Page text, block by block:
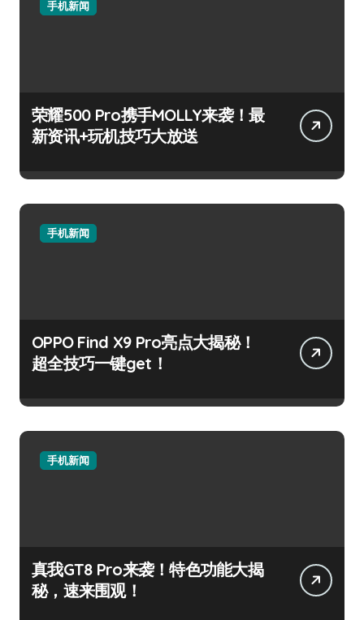
手机新闻
荣耀500 Pro携手MOLLY来袭！最
新资讯+玩机技巧大放送
手机新闻
OPPO Find X9 Pro亮点大揭秘！
超全技巧一键get！
手机新闻
真我GT8 Pro来袭！特色功能大揭
秘，速来围观！